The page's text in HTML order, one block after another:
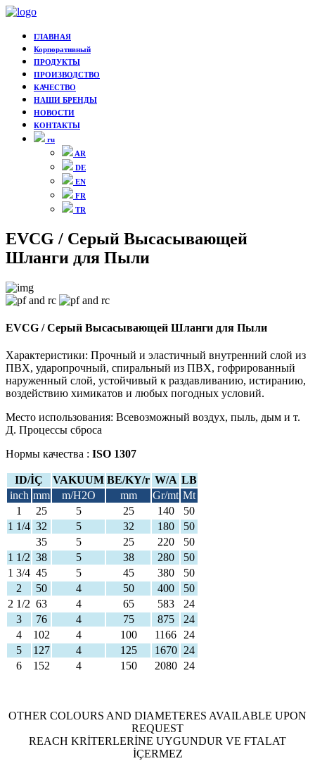
ГЛАВНАЯ
Корпоративный
ПРОДУКТЫ
ПРОИЗВОДСТВО
КАЧЕСТВО
НАШИ БРЕНДЫ
НОВОСТИ
КОНТАКТЫ
ru
AR
DE
EN
FR
TR
EVCG / Серый Высасывающей
Шланги для Пыли
EVCG / Серый Высасывающей Шланги для Пыли
Характеристики: Прочный и эластичный внутренний слой из
ПВХ, ударопрочный, спиральный из ПВХ, гофрированный
наруженный слой, устойчивый к раздавливанию, истиранию,
воздействию химикатов и любых погодных условий.
Место использования: Всевозможный воздух, пыль, дым и т.
Д. Процессы сброса
Нормы качества : ISO 1307
ID/İÇ VAKUUM BE/KY/r W/A LB
inch mm m/H2O mm Gr/mt Mt
1
25 5 25 140
50
1 1/4 32 5 32 180
50
35
5 25 220
50
1 1/2 38 5 38 280
50
1 3/4 45 5 45 380
50
2
50 4 50 400
50
2 1/2 63 4 65 583
24
3
76 4 75 875
24
4
102 4 100 1166
24
5
127 4 125 1670
24
6
152 4 150 2080 24
OTHER COLOURS AND DIAMETERES AVAILABLE UPON
REQUEST
REACH KRİTERLERİNE UYGUNDUR VE FTALAT
İÇERMEZ